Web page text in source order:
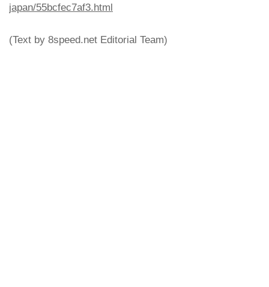
japan/55bcfec7af3.html
(Text by 8speed.net Editorial Team)